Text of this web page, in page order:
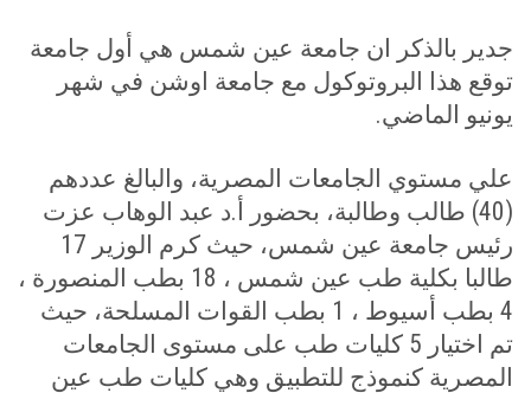
جدير بالذكر ان جامعة عين شمس هي أول جامعة
توقع هذا البروتوكول مع جامعة اوشن في شهر
يونيو الماضي.
علي مستوي الجامعات المصرية، والبالغ عددهم
(40) طالب وطالبة، بحضور أ.د عبد الوهاب عزت
رئيس جامعة عين شمس، حيث كرم الوزير 17
طالبا بكلية طب عين شمس ، 18 بطب المنصورة ،
4 بطب أسيوط ، 1 بطب القوات المسلحة، حيث
تم اختيار 5 كليات طب على مستوى الجامعات
المصرية كنموذج للتطبيق وهي كليات طب عين